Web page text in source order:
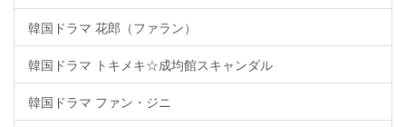
韓国ドラマ 花郎（ファラン）
韓国ドラマ トキメキ☆成均館スキャンダル
韓国ドラマ ファン・ジニ